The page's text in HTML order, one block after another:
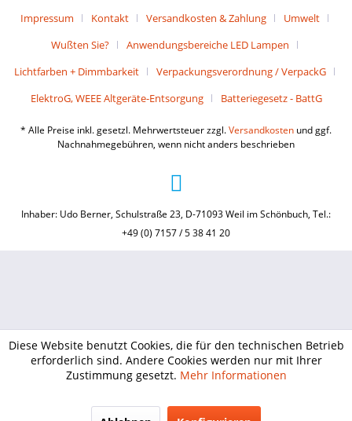
Impressum
Kontakt Versandkosten & Zahlung
Umwelt
Wußten Sie?
Anwendungsbereiche LED Lampen
Lichtfarben + Dimmbarkeit
Verpackungsverordnung / VerpackG
ElektroG, WEEE Altgeräte-Entsorgung
Batteriegesetz - BattG
* Alle Preise inkl. gesetzl. Mehrwertsteuer zzgl.Versandkosten und ggf.
Nachnahmegebühren, wenn nicht anders beschrieben
Inhaber: Udo Berner, Schulstraße 23, D-71093 Weil im Schönbuch, Tel.:
+49 (0) 7157 / 5 38 41 20
Diese Website benutzt Cookies, die für den technischen Betrieb
erforderlich sind. Andere Cookies werden nur mit Ihrer
Zustimmung gesetzt. Mehr Informationen